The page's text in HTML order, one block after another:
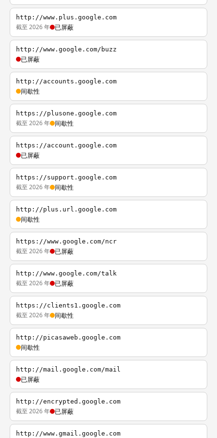
http://www.plus.google.com
截至 2026 年 已屏蔽
http://www.google.com/buzz
已屏蔽
http://accounts.google.com
间歇性
https://plusone.google.com
截至 2026 年 间歇性
https://account.google.com
已屏蔽
https://support.google.com
截至 2026 年 间歇性
http://plus.url.google.com
间歇性
https://www.google.com/ncr
截至 2026 年 已屏蔽
http://www.google.com/talk
截至 2026 年 已屏蔽
https://clients1.google.com
截至 2026 年 间歇性
http://picasaweb.google.com
间歇性
http://mail.google.com/mail
已屏蔽
http://encrypted.google.com
截至 2026 年 已屏蔽
http://www.gmail.google.com